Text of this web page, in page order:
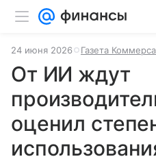
24 июня 2026 Газета
От ИИ ждут
оценил